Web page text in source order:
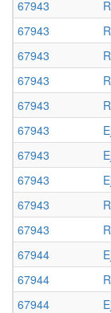
67943
67943
67943
67943
67943
67943
67943
67943
67943
67943
67944
67944
67944